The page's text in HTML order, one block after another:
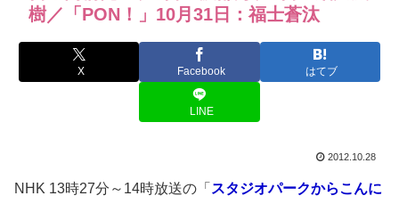
樹／「PON！」10月31日：福士蒼汰
X Facebook はてブ
LINE
2012.10.28
NHK 13時27分～14時放送の「 スタジオパークからこんに